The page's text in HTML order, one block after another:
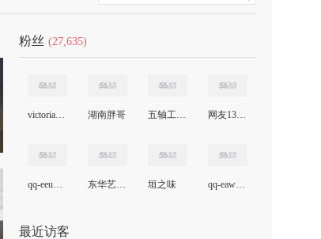
粉丝 (27,635)
victoriawang201211 湖南胖哥 五轴工具磨床 网友1390187515
qq-eeucjyqcni 东华艺术传承人 垣之味 qq-eawahzhbtw
最近访客